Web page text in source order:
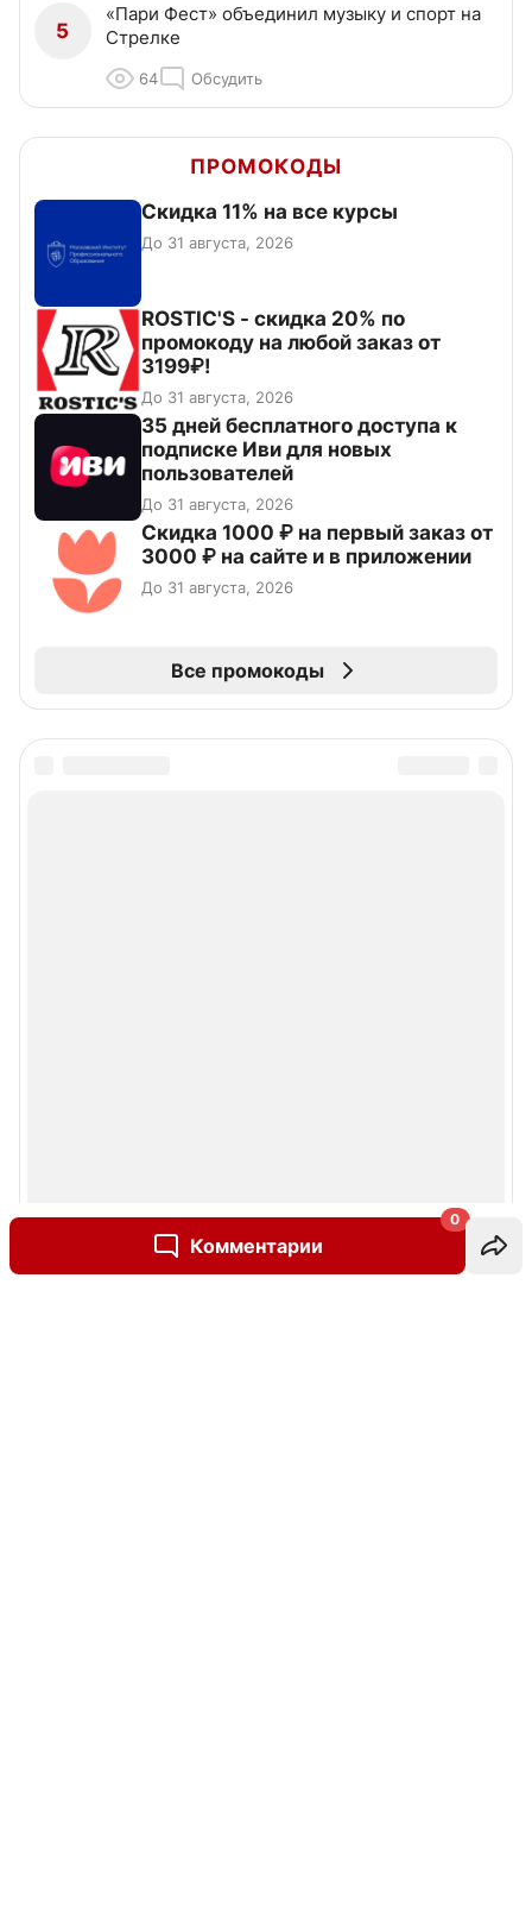
Комментарии
0
5
«Пари Фест» объединил музыку и спорт на
Стрелке
64 Обсудить
ПРОМОКОДЫ
Скидка 11% на все курсы
До 31 августа, 2026
ROSTIC'S - скидка 20% по
промокоду на любой заказ от
3199₽!
До 31 августа, 2026
35 дней бесплатного доступа к
подписке Иви для новых
пользователей
До 31 августа, 2026
Скидка 1000 ₽ на первый заказ от
3000 ₽ на сайте и в приложении
До 31 августа, 2026
Все промокоды